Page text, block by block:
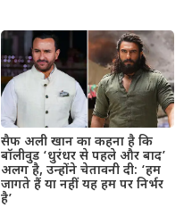
सैफ अली खान का कहना है कि
बॉलीवुड ‘धुरंधर से पहले और बाद’
अलग है, उन्होंने चेतावनी दी: ‘हम
जागते हैं या नहीं यह हम पर निर्भर
है’